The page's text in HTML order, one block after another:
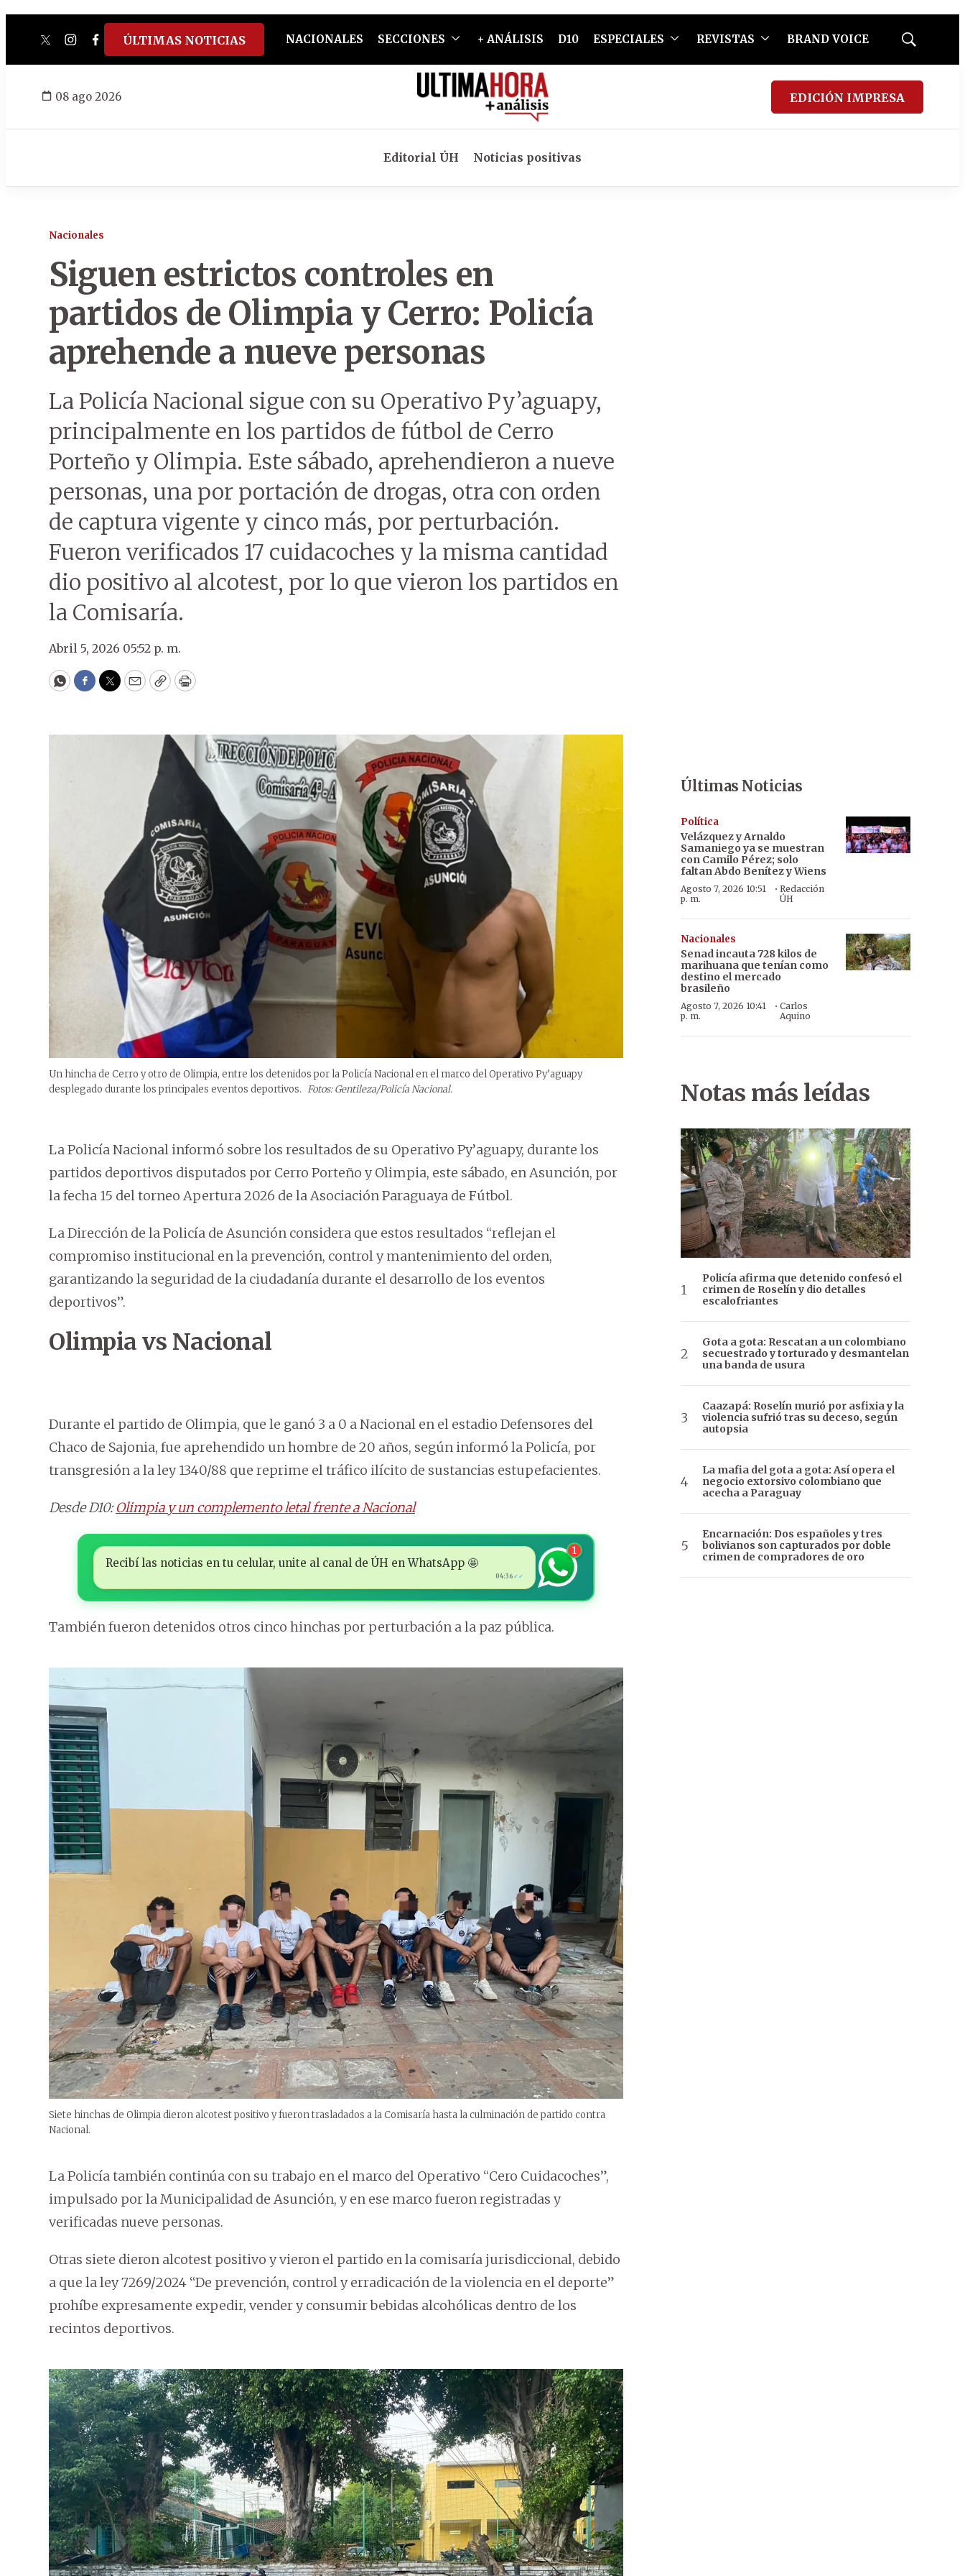
twitterinstagram
facebook
tiktokyoutube
spotify
ÚLTIMAS NOTICIAS NACIONALES SECCIONES + ANÁLISIS D10 ESPECIALES REVISTAS BRAND VOICE
Mostrar
08 ago 2026 EDICIÓN IMPRESA
Editorial ÚH Noticias positivas
Nacionales
Siguen estrictos controles en
partidos de Olimpia y Cerro: Policía
aprehende a nueve personas
La Policía Nacional sigue con su Operativo Py’aguapy,
principalmente en los partidos de fútbol de Cerro
Porteño y Olimpia. Este sábado, aprehendieron a nueve
personas, una por portación de drogas, otra con orden
de captura vigente y cinco más, por perturbación.
Fueron verificados 17 cuidacoches y la misma cantidad
dio positivo al alcotest, por lo que vieron los partidos en
la Comisaría.
Abril 5, 2026 05:52 p. m.
WhatsApp
Facebook
Twitter
EmailCopyPrint
Un hincha de Cerro y otro de Olimpia, entre los detenidos por la Policía Nacional en el marco del Operativo Py’aguapy
desplegado durante los principales eventos deportivos. Fotos: Gentileza/Policía Nacional.
La Policía Nacional informó sobre los resultados de su Operativo Py’aguapy, durante los
partidos deportivos disputados por Cerro Porteño y Olimpia, este sábado, en Asunción, por
la fecha 15 del torneo Apertura 2026 de la Asociación Paraguaya de Fútbol.
La Dirección de la Policía de Asunción considera que estos resultados “reflejan el
compromiso institucional en la prevención, control y mantenimiento del orden,
garantizando la seguridad de la ciudadanía durante el desarrollo de los eventos
deportivos”.
Olimpia vs Nacional
Durante el partido de Olimpia, que le ganó 3 a 0 a Nacional en el estadio Defensores del
Chaco de Sajonia, fue aprehendido un hombre de 20 años, según informó la Policía, por
transgresión a la ley 1340/88 que reprime el tráfico ilícito de sustancias estupefacientes.
Desde D10:Olimpia y un complemento letal frente a Nacional
Recibí las noticias en tu celular, unite al canal de ÚH en WhatsApp 🤩
04:36 ✓✓
1
También fueron detenidos otros cinco hinchas por perturbación a la paz pública.
Siete hinchas de Olimpia dieron alcotest positivo y fueron trasladados a la Comisaría hasta la culminación de partido contra
Nacional.
La Policía también continúa con su trabajo en el marco del Operativo “Cero Cuidacoches”,
impulsado por la Municipalidad de Asunción, y en ese marco fueron registradas y
verificadas nueve personas.
Otras siete dieron alcotest positivo y vieron el partido en la comisaría jurisdiccional, debido
a que la ley 7269/2024 “De prevención, control y erradicación de la violencia en el deporte”
prohíbe expresamente expedir, vender y consumir bebidas alcohólicas dentro de los
recintos deportivos.
Últimas Noticias
Política
Velázquez y Arnaldo
Samaniego ya se muestran
con Camilo Pérez; solo
faltan Abdo Benítez y Wiens
Agosto 7, 2026 10:51
p. m.
·Redacción
ÚH
Nacionales
Senad incauta 728 kilos de
marihuana que tenían como
destino el mercado
brasileño
Agosto 7, 2026 10:41
p. m.
· Carlos
Aquino
Notas más leídas
Policía afirma que detenido confesó el
crimen de Roselín y dio detalles
escalofriantes
Gota a gota: Rescatan a un colombiano
secuestrado y torturado y desmantelan
una banda de usura
Caazapá: Roselín murió por asfixia y la
violencia sufrió tras su deceso, según
autopsia
La mafia del gota a gota: Así opera el
negocio extorsivo colombiano que
acecha a Paraguay
Encarnación: Dos españoles y tres
bolivianos son capturados por doble
crimen de compradores de oro